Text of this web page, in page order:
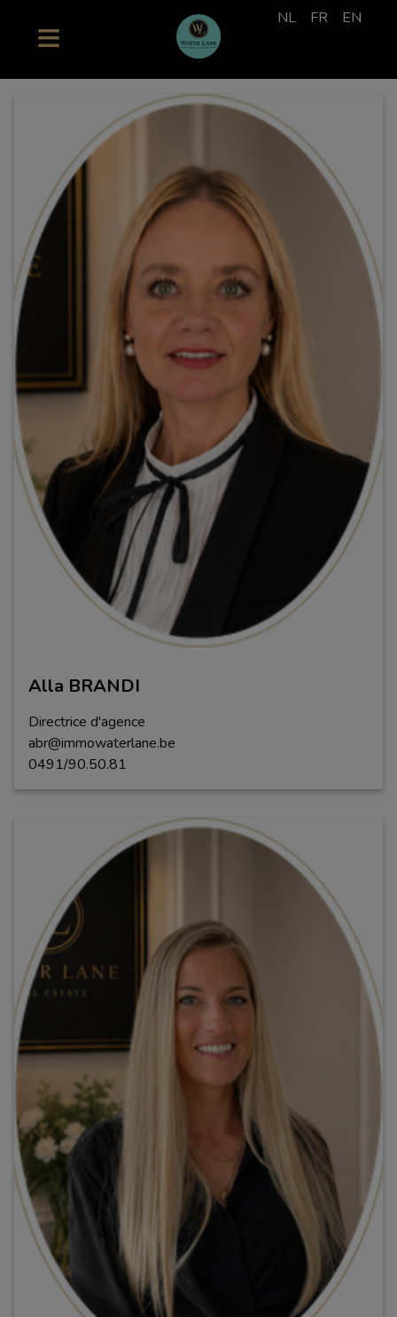
NL FR EN
Alla BRANDI
Directrice d'agence
abr@immowaterlane.be
0491/90.50.81